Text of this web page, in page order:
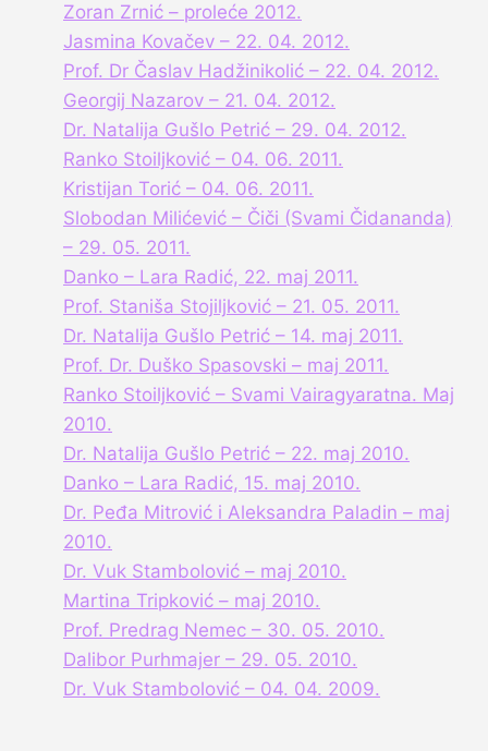
Zoran Zrnić – proleće 2012.
Jasmina Kovačev – 22. 04. 2012.
Prof. Dr Časlav Hadžinikolić – 22. 04. 2012.
Georgij Nazarov – 21. 04. 2012.
Dr. Natalija Gušlo Petrić – 29. 04. 2012.
Ranko Stoiljković – 04. 06. 2011.
Kristijan Torić – 04. 06. 2011.
Slobodan Milićević – Čiči (Svami Čidananda)
– 29. 05. 2011.
Danko – Lara Radić, 22. maj 2011.
Prof. Staniša Stojiljković – 21. 05. 2011.
Dr. Natalija Gušlo Petrić – 14. maj 2011.
Prof. Dr. Duško Spasovski – maj 2011.
Ranko Stoiljković – Svami Vairagyaratna. Maj
2010.
Dr. Natalija Gušlo Petrić – 22. maj 2010.
Danko – Lara Radić, 15. maj 2010.
Dr. Peđa Mitrović i Aleksandra Paladin – maj
2010.
Dr. Vuk Stambolović – maj 2010.
Martina Tripković – maj 2010.
Prof. Predrag Nemec – 30. 05. 2010.
Dalibor Purhmajer – 29. 05. 2010.
Dr. Vuk Stambolović – 04. 04. 2009.